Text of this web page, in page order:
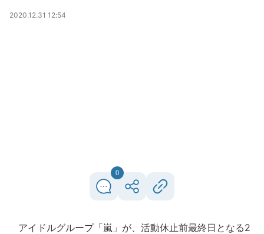
2020.12.31 12:54
0
アイドルグループ「嵐」が、活動休止前最終日となる2